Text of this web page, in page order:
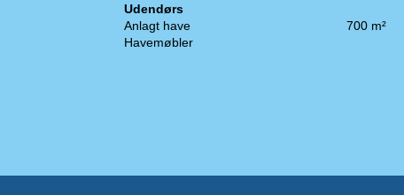
Udendørs
Anlagt have
700 m²
Havemøbler